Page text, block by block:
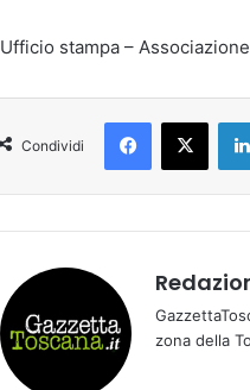
Ufficio stampa –
Condividi
zona della